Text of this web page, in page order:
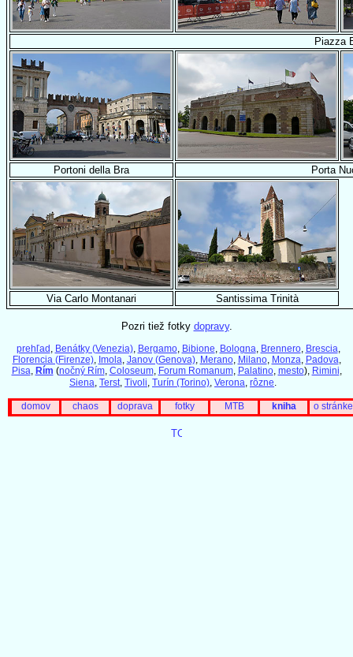
Piazza
Portoni della Bra Porta
Via Carlo Montanari Santissima Trinità
Pozri tiež fotky dopravy.
prehľad , Benátky (Venezia), Bergamo, Bibione, Bologna, Brennero, Brescia,
Florencia (Firenze), Imola, Janov (Genova), Merano, Milano, Monza, Padova,
Pisa, Rím (nočný Rím, Coloseum, Forum Romanum, Palatino, mesto), Rimini,
Siena, Terst, Tivoli, Turín (Torino), Verona, rôzne.
domov chaos doprava fotky MTB kniha o stránke